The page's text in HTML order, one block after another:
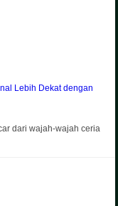
Lebih Dekat dengan
dari wajah-wajah ceria